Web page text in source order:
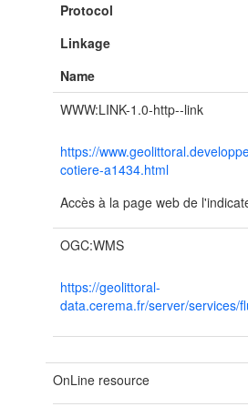
Protocol
Linkage
Name
WWW:LINK-1.0-http--link
https://
cotiere-a1434.html
Accès à la page web de
OGC:WMS
https://geolittoral-
data.cerema.fr/server/services/
OnLine resource